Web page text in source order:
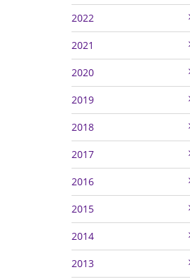
2022
2021
2020
2019
2018
2017
2016
2015
2014
2013